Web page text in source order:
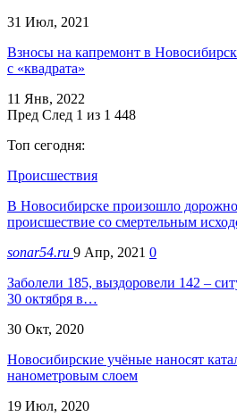
31 Июл, 2021
Взносы на капремонт в
с «квадрата»
11 Янв, 2022
Пред След 1 из 1 448
Топ сегодня:
Происшествия
В Новосибирске произошло
происшествие со смертельным
sonar54.ru 9 Апр, 2021 0
Заболели 185, выздоровели 142 –
30 октября в…
30 Окт, 2020
Новосибирские учёные наносят
нанометровым слоем
19 Июл, 2020